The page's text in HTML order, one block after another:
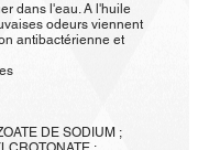
dans l'eau. A l'huile
odeurs viennent
antibactérienne et
DE SODIUM ;